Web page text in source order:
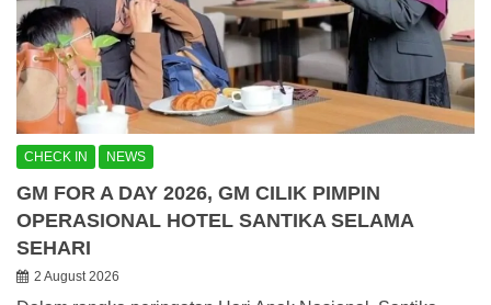
CHECK IN NEWS
GM FOR A DAY 2026, GM CILIK PIMPIN
OPERASIONAL HOTEL SANTIKA SELAMA
SEHARI
2 August 2026